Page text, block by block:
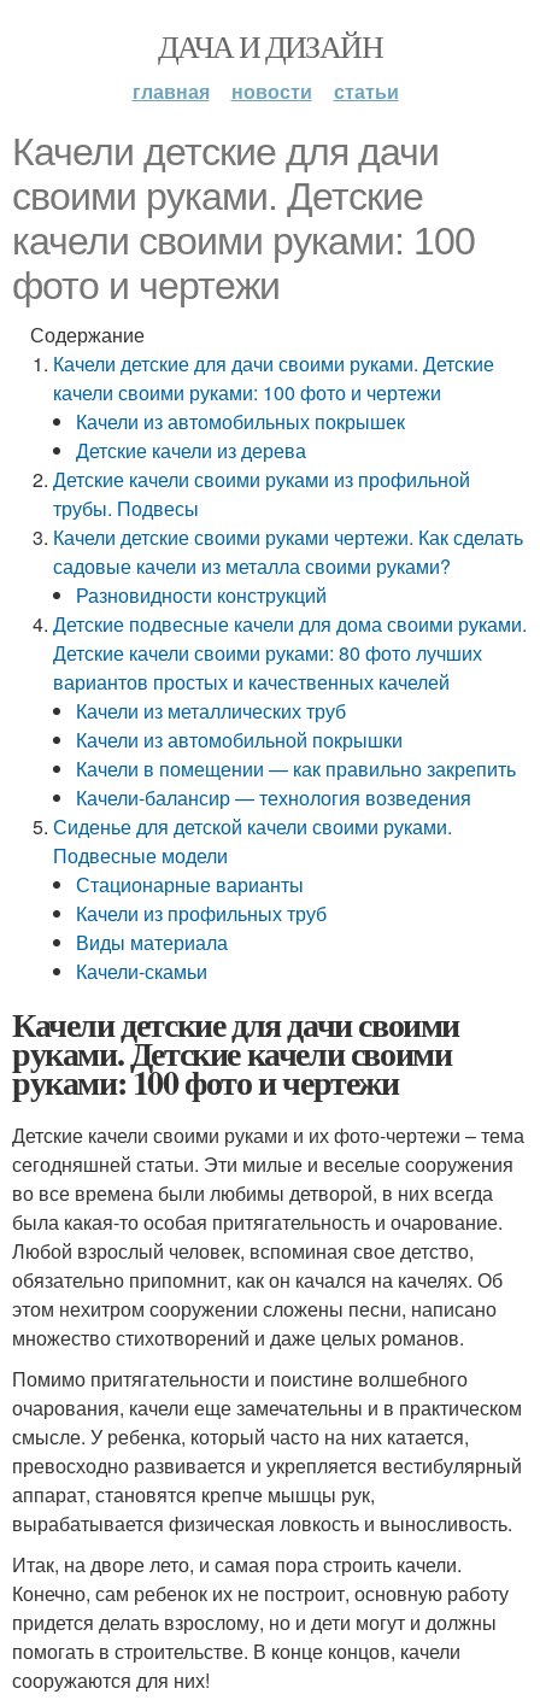
ДАЧА И ДИЗАЙН
главная новости статьи
Качели детские для дачи
своими руками. Детские
качели своими руками: 100
фото и чертежи
Содержание
Качели детские для дачи своими руками. Детские
качели своими руками: 100 фото и чертежи
Качели из автомобильных покрышек
Детские качели из дерева
Детские качели своими руками из профильной
трубы. Подвесы
Качели детские своими руками чертежи. Как сделать
садовые качели из металла своими руками?
Разновидности конструкций
Детские подвесные качели для дома своими руками.
Детские качели своими руками: 80 фото лучших
вариантов простых и качественных качелей
Качели из металлических труб
Качели из автомобильной покрышки
Качели в помещении — как правильно закрепить
Качели-балансир — технология возведения
Сиденье для детской качели своими руками.
Подвесные модели
Стационарные варианты
Качели из профильных труб
Виды материала
Качели-скамьи
Качели детские для дачи своими
руками. Детские качели своими
руками: 100 фото и чертежи
Детские качели своими руками и их фото-чертежи – тема
сегодняшней статьи. Эти милые и веселые сооружения
во все времена были любимы детворой, в них всегда
была какая-то особая притягательность и очарование.
Любой взрослый человек, вспоминая свое детство,
обязательно припомнит, как он качался на качелях. Об
этом нехитром сооружении сложены песни, написано
множество стихотворений и даже целых романов.
Помимо притягательности и поистине волшебного
очарования, качели еще замечательны и в практическом
смысле. У ребенка, который часто на них катается,
превосходно развивается и укрепляется вестибулярный
аппарат, становятся крепче мышцы рук,
вырабатывается физическая ловкость и выносливость.
Итак, на дворе лето, и самая пора строить качели.
Конечно, сам ребенок их не построит, основную работу
придется делать взрослому, но и дети могут и должны
помогать в строительстве. В конце концов, качели
сооружаются для них!